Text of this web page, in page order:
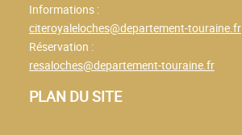
Informations :
citeroyaleloches@departement-touraine.fr
Réservation :
resaloches@departement-touraine.fr
PLAN DU SITE